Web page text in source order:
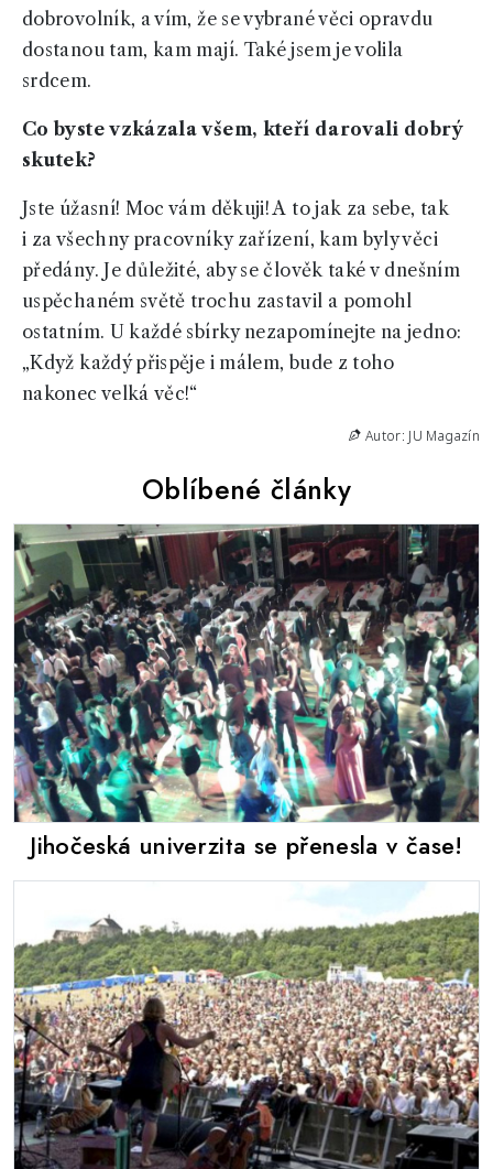
dobrovolník, a vím, že se vybrané věci opravdu
dostanou tam, kam mají. Také jsem je volila
srdcem.
Co byste vzkázala všem, kteří darovali dobrý
skutek?
Jste úžasní! Moc vám děkuji! A to jak za sebe, tak
i za všechny pracovníky zařízení, kam byly věci
předány. Je důležité, aby se člověk také v dnešním
uspěchaném světě trochu zastavil a pomohl
ostatním. U každé sbírky nezapomínejte na jedno:
„Když každý přispěje i málem, bude z toho
nakonec velká věc!“
Autor: JU Magazín
Oblíbené články
Jihočeská univerzita se přenesla v čase!